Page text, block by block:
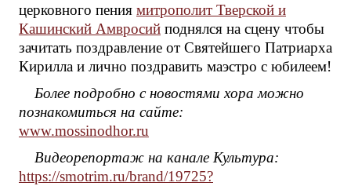
церковного пения митрополит Тверской и
Кашинский Амвросий поднялся на сцену чтобы
зачитать поздравление от Святейшего Патриарха
Кирилла и лично поздравить маэстро с юбилеем!
Более подробно с новостями хора можно
познакомиться на сайте:
www.mossinodhor.ru
Видеорепортаж на канале Культура:
https://smotrim.ru/brand/19725?